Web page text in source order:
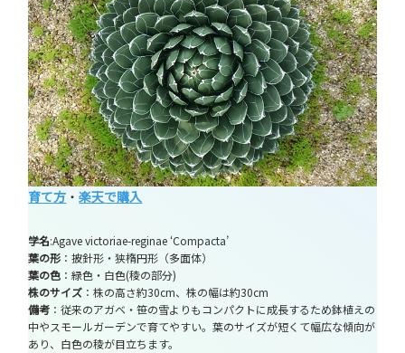
育て方 ・楽天で購入
学名:Agave victoriae-reginae ‘Compacta’
葉の形 ：披針形・狭楕円形（多面体）
葉の色 ：緑色・白色(稜の部分)
株のサイズ ：株の高さ約30cm、株の幅は約30cm
備考 ：従来のアガベ・笹の雪よりもコンパクトに成長するため鉢植えの
中やスモールガーデンで育てやすい。葉のサイズが短くて幅広な傾向が
あり、白色の稜が目立ちます。